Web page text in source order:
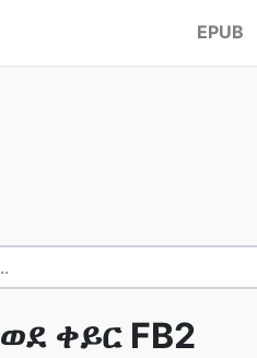
EPUB
ወደ ቀይር FB2